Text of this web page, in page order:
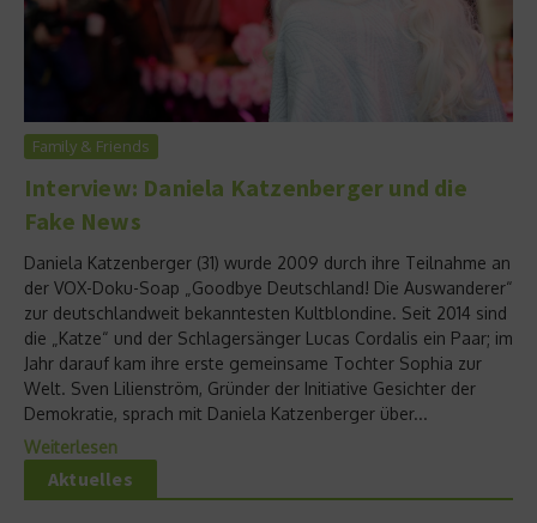
Family & Friends
Interview: Daniela Katzenberger und die
Fake News
Daniela Katzenberger (31) wurde 2009 durch ihre Teilnahme an
der VOX-Doku-Soap „Goodbye Deutschland! Die Auswanderer“
zur deutschlandweit bekanntesten Kultblondine. Seit 2014 sind
die „Katze“ und der Schlagersänger Lucas Cordalis ein Paar; im
Jahr darauf kam ihre erste gemeinsame Tochter Sophia zur
Welt. Sven Lilienström, Gründer der Initiative Gesichter der
Demokratie, sprach mit Daniela Katzenberger über...
Weiterlesen
Aktuelles